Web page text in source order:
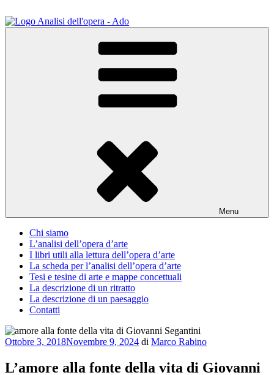
al
contenuto
Osservare le opere d'arte per capirle e imparare ad amarle
Menu
Chi siamo
L’analisi dell’opera d’arte
I libri utili alla lettura dell’opera d’arte
La scheda per l’analisi dell’opera d’arte
Tesi e tesine di arte e mappe concettuali
La descrizione di un ritratto
La descrizione di un paesaggio
Contatti
Pubblicato
Ottobre 3, 2018Novembre 9, 2024 di Marco Rabino
L’amore alla fonte della vita di Giovanni